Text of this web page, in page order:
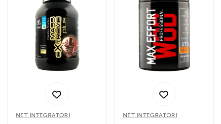
NET INTEGRATORI NET INTEGRATORI